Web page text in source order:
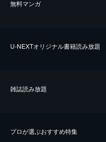
無料マンガ
U-NEXTオリジナル書籍読み放題
雑誌読み放題
プロが選ぶおすすめ特集